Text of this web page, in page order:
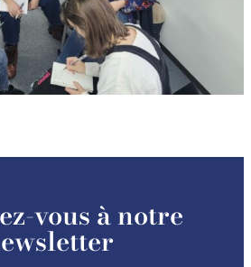
vous à notre